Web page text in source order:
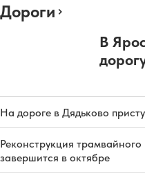
Дороги
В
На дороге в Дядьково
Реконструкция
завершится в октябре